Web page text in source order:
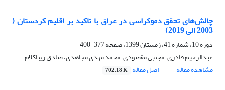
چالش‌های تحقق دموکراسی در عراق با تاکید بر اقلیم کردستان (
2003 الی 2019)
دوره 10، شماره 41، زمستان 1399، صفحه
377-400
عبدالرحیم قادری، مجتبی مقصودی، محمد مهدی مجاهدی، صادق زیباکلام
مشاهده مقاله
اصل مقاله 702.18 K